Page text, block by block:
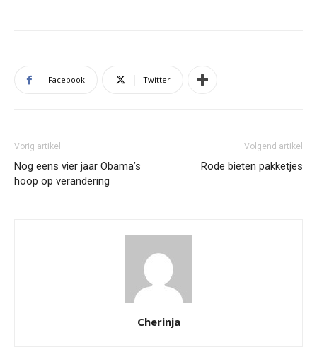
Facebook Twitter
Vorig artikel
Nog eens vier jaar Obama’s
hoop op verandering
Volgend artikel
Rode bieten pakketjes
Cherinja